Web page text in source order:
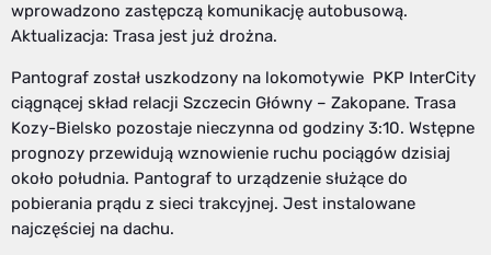
wprowadzono zastępczą komunikację autobusową.
Aktualizacja: Trasa jest już drożna.
Pantograf został uszkodzony na lokomotywie PKP InterCity
ciągnącej skład relacji Szczecin Główny – Zakopane. Trasa
Kozy-Bielsko pozostaje nieczynna od godziny 3:10. Wstępne
prognozy przewidują wznowienie ruchu pociągów dzisiaj
około południa. Pantograf to urządzenie służące do
pobierania prądu z sieci trakcyjnej. Jest instalowane
najczęściej na dachu.